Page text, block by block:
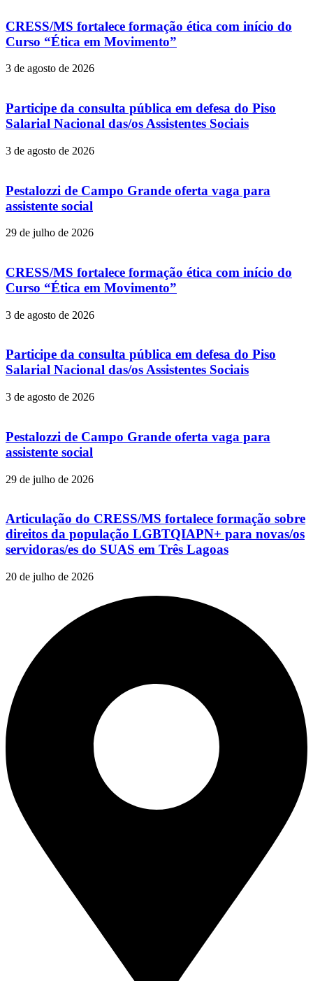
CRESS/MS fortalece formação ética com início do
Curso “Ética em Movimento”
3 de agosto de 2026
Participe da consulta pública em defesa do Piso
Salarial Nacional das/os Assistentes Sociais
3 de agosto de 2026
Pestalozzi de Campo Grande oferta vaga para
assistente social
29 de julho de 2026
CRESS/MS fortalece formação ética com início do
Curso “Ética em Movimento”
3 de agosto de 2026
Participe da consulta pública em defesa do Piso
Salarial Nacional das/os Assistentes Sociais
3 de agosto de 2026
Pestalozzi de Campo Grande oferta vaga para
assistente social
29 de julho de 2026
Articulação do CRESS/MS fortalece formação sobre
direitos da população LGBTQIAPN+ para novas/os
servidoras/es do SUAS em Três Lagoas
20 de julho de 2026